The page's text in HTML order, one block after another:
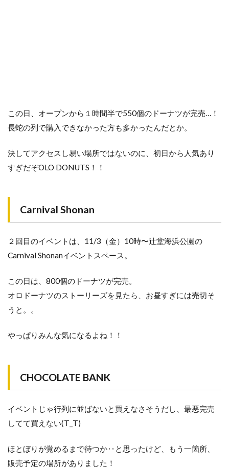
この日、オープンから１時間半で550個のドーナツが完売…！
長蛇の列で購入できなかった方も多かったんだとか。
決してアクセスし易い場所ではないのに、初日から人気あり
すぎだぞOLO DONUTS！！
Carnival Shonan
２回目のイベントは、11/3（金）10時〜辻堂海浜公園の
Carnival Shonanイベントスペース。
この日は、800個のドーナツが完売。
オロドーナツのストーリーズを見たら、お昼すぎには売切そ
うと。。
やっぱりみんな気になるよね！！
CHOCOLATE BANK
イベントじゃ行列に並ばないと買えなさそうだし、最悪完売
してて買えない(T_T)
ほとぼりが覚めるまで待つか‥と思ったけど、もう一箇所、
販売予定の場所がありました！